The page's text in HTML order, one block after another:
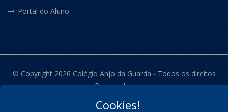
Portal do Aluno
© Copyright 2026 Colégio Anjo da Guarda - Todos os direitos
Reservados
Cookies!